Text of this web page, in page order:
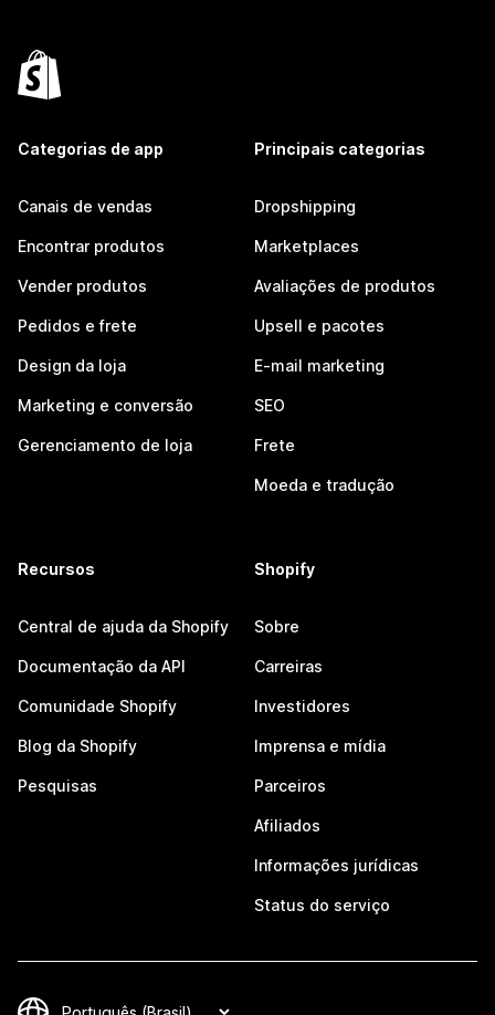
Categorias de app
Canais de vendas
Encontrar produtos
Vender produtos
Pedidos e frete
Design da loja
Marketing e conversão
Gerenciamento de loja
Principais categorias
Dropshipping
Marketplaces
Avaliações de produtos
Upsell e pacotes
E-mail marketing
SEO
Frete
Moeda e tradução
Recursos
Central de ajuda da Shopify
Documentação da API
Comunidade Shopify
Blog da Shopify
Pesquisas
Shopify
Sobre
Carreiras
Investidores
Imprensa e mídia
Parceiros
Afiliados
Informações jurídicas
Status do serviço